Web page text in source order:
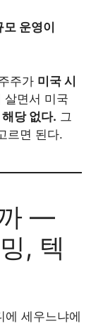
운영이
주가 미국 시
살면서 미국
해당 없다. 그
르면 된다.
—
, 텍
에 세우느냐에